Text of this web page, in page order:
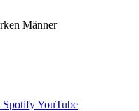
Männer
SpotifyYouTube